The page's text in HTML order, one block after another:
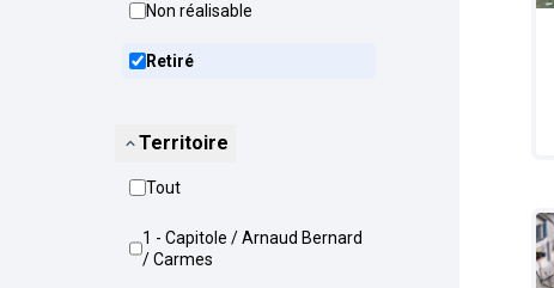
Non réalisable
Retiré
Territoire
Tout
1 - Capitole / Arnaud Bernard
/ Carmes